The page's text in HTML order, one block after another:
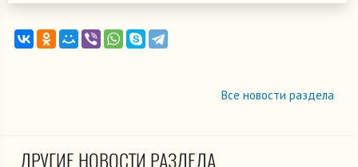
Все новости раздела
ДРУГИЕ НОВОСТИ РАЗДЕЛА